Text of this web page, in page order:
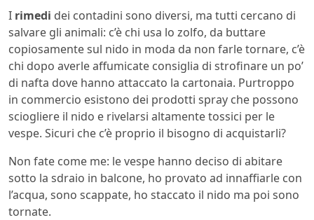
I rimedi dei contadini sono diversi, ma tutti cercano di
salvare gli animali: c’è chi usa lo zolfo, da buttare
copiosamente sul nido in moda da non farle tornare, c’è
chi dopo averle affumicate consiglia di strofinare un po’
di nafta dove hanno attaccato la cartonaia. Purtroppo
in commercio esistono dei prodotti spray che possono
sciogliere il nido e rivelarsi altamente tossici per le
vespe. Sicuri che c’è proprio il bisogno di acquistarli?
Non fate come me: le vespe hanno deciso di abitare
sotto la sdraio in balcone, ho provato ad innaffiarle con
l’acqua, sono scappate, ho staccato il nido ma poi sono
tornate.